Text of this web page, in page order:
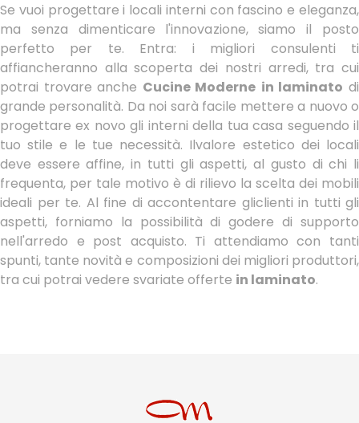
Se vuoi progettare i locali interni con fascino e eleganza,
ma senza dimenticare l'innovazione, siamo il posto
perfetto per te. Entra: i migliori consulenti ti
affiancheranno alla scoperta dei nostri arredi, tra cui
potrai trovare anche Cucine Moderne in laminato di
grande personalità. Da noi sarà facile mettere a nuovo o
progettare ex novo gli interni della tua casa seguendo il
tuo stile e le tue necessità. Ilvalore estetico dei locali
deve essere affine, in tutti gli aspetti, al gusto di chi li
frequenta, per tale motivo è di rilievo la scelta dei mobili
ideali per te. Al fine di accontentare gliclienti in tutti gli
aspetti, forniamo la possibilità di godere di supporto
nell'arredo e post acquisto. Ti attendiamo con tanti
spunti, tante novità e composizioni dei migliori produttori,
tra cui potrai vedere svariate offerte in laminato.